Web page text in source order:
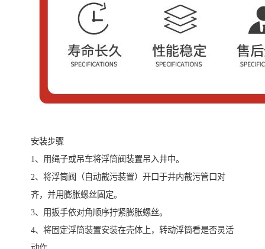
安装步骤
1、用绳子或吊车将浮筒阀装置吊入井中。
2、将浮筒阀（自动截污装置）开口于井内截污管口对
齐，并用膨胀螺丝固定。
3、用扳手依对角顺序拧紧膨胀螺丝。
4、将固定浮筒装置安装在壳体上，转动浮筒看是否灵活